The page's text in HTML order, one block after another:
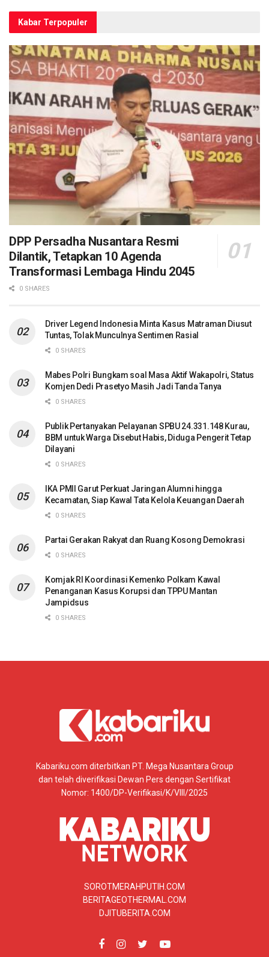
Kabar Terpopuler
DPP Persadha Nusantara Resmi
Dilantik, Tetapkan 10 Agenda
Transformasi Lembaga Hindu 2045
0 SHARES
Driver Legend Indonesia Minta Kasus Matraman Diusut
Tuntas, Tolak Munculnya Sentimen Rasial
0 SHARES
Mabes Polri Bungkam soal Masa Aktif Wakapolri, Status
Komjen Dedi Prasetyo Masih Jadi Tanda Tanya
0 SHARES
Publik Pertanyakan Pelayanan SPBU 24.331.148 Kurau,
BBM untuk Warga Disebut Habis, Diduga Pengerit Tetap
Dilayani
0 SHARES
IKA PMII Garut Perkuat Jaringan Alumni hingga
Kecamatan, Siap Kawal Tata Kelola Keuangan Daerah
0 SHARES
Partai Gerakan Rakyat dan Ruang Kosong Demokrasi
0 SHARES
Komjak RI Koordinasi Kemenko Polkam Kawal
Penanganan Kasus Korupsi dan TPPU Mantan
Jampidsus
0 SHARES
Kabariku.com diterbitkan PT. Mega Nusantara Group
dan telah diverifikasi Dewan Pers dengan Sertifikat
Nomor: 1400/DP-Verifikasi/K/VIII/2025
SOROTMERAHPUTIH.COM
BERITAGEOTHERMAL.COM
DJITUBERITA.COM